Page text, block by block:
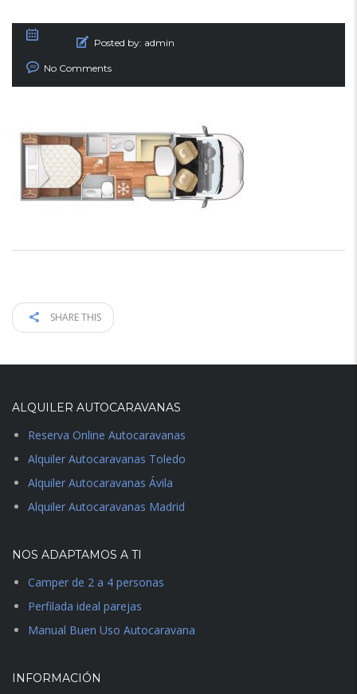
Posted by: admin
No Comments
SHARE THIS
ALQUILER AUTOCARAVANAS
Reserva Online Autocaravanas
Alquiler Autocaravanas Toledo
Alquiler Autocaravanas Ávila
Alquiler Autocaravanas Madrid
NOS ADAPTAMOS A TI
Camper de 2 a 4 personas
Perfilada ideal parejas
Manual Buen Uso Autocaravana
INFORMACIÓN